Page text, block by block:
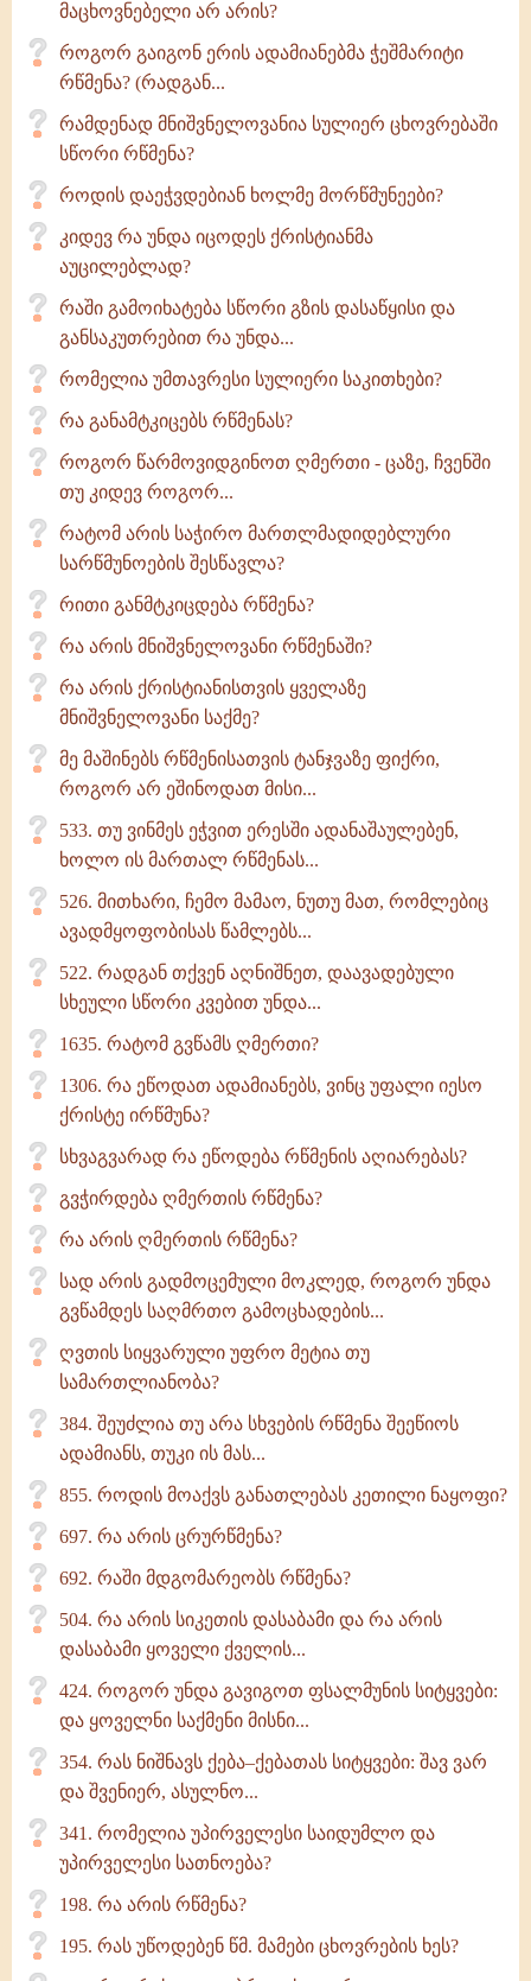
მაცხოვნებელი არ არის?
როგორ გაიგონ ერის ადამიანებმა ჭეშმარიტი
რწმენა? (რადგან...
რამდენად მნიშვნელოვანია სულიერ ცხოვრებაში
სწორი რწმენა?
როდის დაეჭვდებიან ხოლმე მორწმუნეები?
კიდევ რა უნდა იცოდეს ქრისტიანმა
აუცილებლად?
რაში გამოიხატება სწორი გზის დასაწყისი და
განსაკუთრებით რა უნდა...
რომელია უმთავრესი სულიერი საკითხები?
რა განამტკიცებს რწმენას?
როგორ წარმოვიდგინოთ ღმერთი - ცაზე, ჩვენში
თუ კიდევ როგორ...
რატომ არის საჭირო მართლმადიდებლური
სარწმუნოების შესწავლა?
რითი განმტკიცდება რწმენა?
რა არის მნიშვნელოვანი რწმენაში?
რა არის ქრისტიანისთვის ყველაზე
მნიშვნელოვანი საქმე?
მე მაშინებს რწმენისათვის ტანჯვაზე ფიქრი,
როგორ არ ეშინოდათ მისი...
533. თუ ვინმეს ეჭვით ერესში ადანაშაულებენ,
ხოლო ის მართალ რწმენას...
526. მითხარი, ჩემო მამაო, ნუთუ მათ, რომლებიც
ავადმყოფობისას წამლებს...
522. რადგან თქვენ აღნიშნეთ, დაავადებული
სხეული სწორი კვებით უნდა...
1635. რატომ გვწამს ღმერთი?
1306. რა ეწოდათ ადამიანებს, ვინც უფალი იესო
ქრისტე ირწმუნა?
სხვაგვარად რა ეწოდება რწმენის აღიარებას?
გვჭირდება ღმერთის რწმენა?
რა არის ღმერთის რწმენა?
სად არის გადმოცემული მოკლედ, როგორ უნდა
გვწამდეს საღმრთო გამოცხადების...
ღვთის სიყვარული უფრო მეტია თუ
სამართლიანობა?
384. შეუძლია თუ არა სხვების რწმენა შეეწიოს
ადამიანს, თუკი ის მას...
855. როდის მოაქვს განათლებას კეთილი ნაყოფი?
697. რა არის ცრურწმენა?
692. რაში მდგომარეობს რწმენა?
504. რა არის სიკეთის დასაბამი და რა არის
დასაბამი ყოველი ქველის...
424. როგორ უნდა გავიგოთ ფსალმუნის სიტყვები:
და ყოველნი საქმენი მისნი...
354. რას ნიშნავს ქება–ქებათას სიტყვები: შავ ვარ
და შვენიერ, ასულნო...
341. რომელია უპირველესი საიდუმლო და
უპირველესი სათნოება?
198. რა არის რწმენა?
195. რას უწოდებენ წმ. მამები ცხოვრების ხეს?